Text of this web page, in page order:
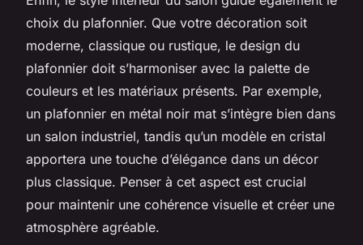
choix du plafonnier. Que votre décoration soit
moderne, classique ou rustique, le design du
plafonnier doit s’harmoniser avec la palette de
couleurs et les matériaux présents. Par exemple,
un plafonnier en métal noir mat s’intègre bien dans
un salon industriel, tandis qu’un modèle en cristal
apportera une touche d’élégance dans un décor
plus classique. Penser à cet aspect est crucial
pour maintenir une cohérence visuelle et créer une
atmosphère agréable.